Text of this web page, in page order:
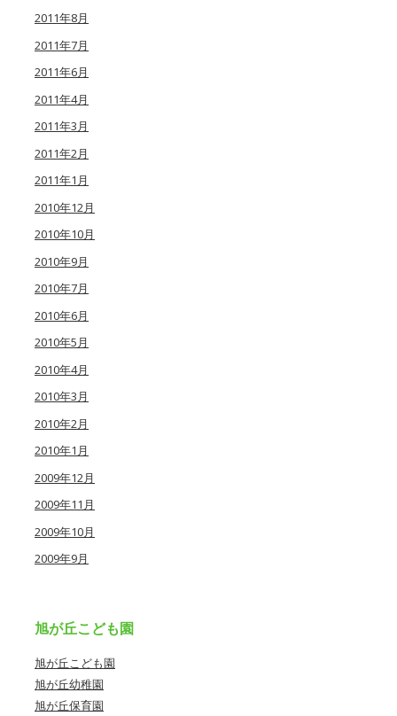
2011年8月
2011年7月
2011年6月
2011年4月
2011年3月
2011年2月
2011年1月
2010年12月
2010年10月
2010年9月
2010年7月
2010年6月
2010年5月
2010年4月
2010年3月
2010年2月
2010年1月
2009年12月
2009年11月
2009年10月
2009年9月
旭が丘こども園
旭が丘こども園
旭が丘幼稚園
旭が丘保育園